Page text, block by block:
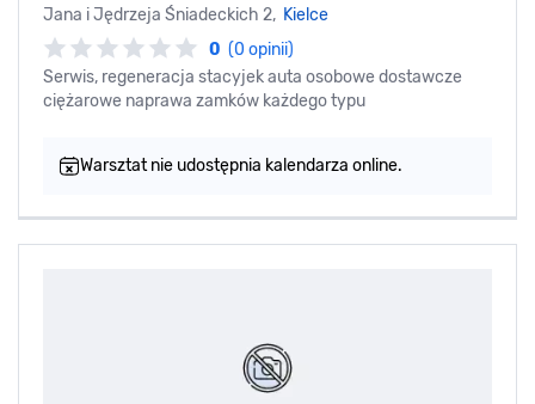
Jana i Jędrzeja Śniadeckich 2, Kielce
0 (0 opinii)
Serwis, regeneracja stacyjek auta osobowe dostawcze
ciężarowe naprawa zamków każdego typu
Warsztat nie udostępnia kalendarza online.